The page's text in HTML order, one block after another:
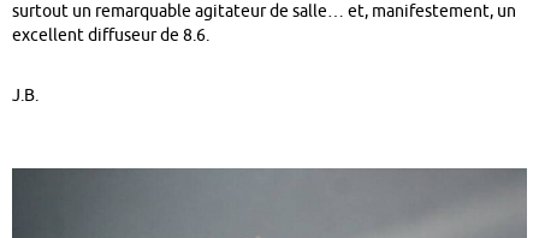
surtout un remarquable agitateur de salle… et, manifestement, un
excellent diffuseur de 8.6.
J.B.